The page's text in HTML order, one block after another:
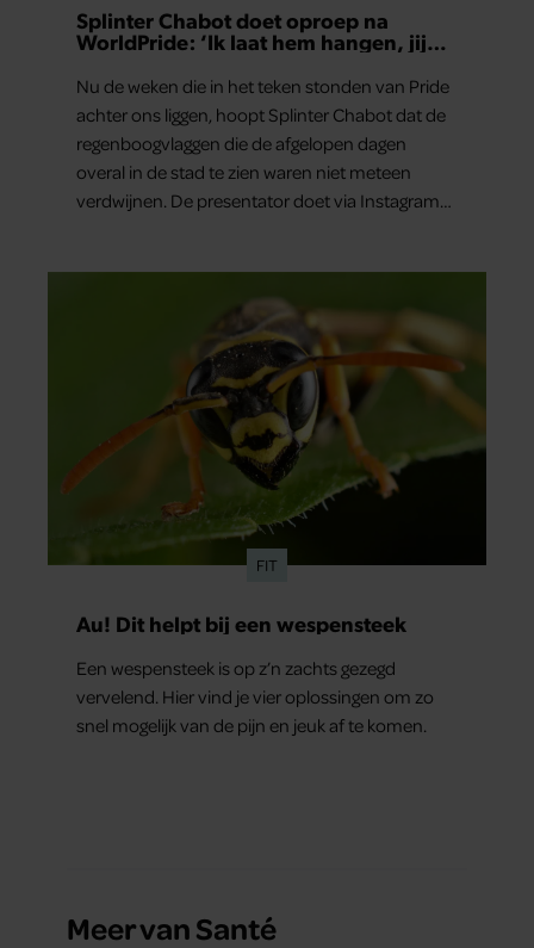
Splinter Chabot doet oproep na
WorldPride: ‘Ik laat hem hangen, jij
Nu de weken die in het teken stonden van Pride
achter ons liggen, hoopt Splinter Chabot dat de
regenboogvlaggen die de afgelopen dagen
overal in de stad te zien waren niet meteen
verdwijnen. De presentator doet via Instagram
FIT
Au! Dit helpt bij een wespensteek
Een wespensteek is op z’n zachts gezegd
vervelend. Hier vind je vier oplossingen om zo
snel mogelijk van de pijn en jeuk af te komen.
Meer van Santé